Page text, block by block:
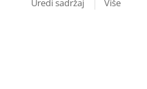
Uredi sadržaj
Više